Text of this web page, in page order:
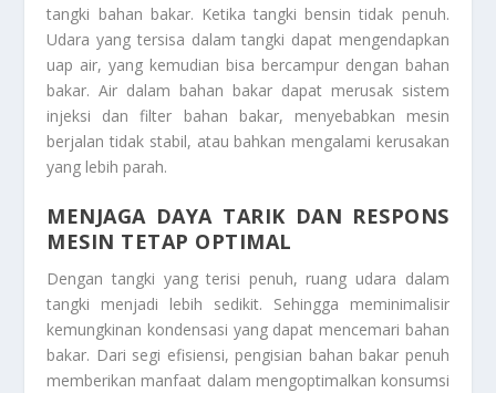
tangki bahan bakar. Ketika tangki bensin tidak penuh.
Udara yang tersisa dalam tangki dapat mengendapkan
uap air, yang kemudian bisa bercampur dengan bahan
bakar. Air dalam bahan bakar dapat merusak sistem
injeksi dan filter bahan bakar, menyebabkan mesin
berjalan tidak stabil, atau bahkan mengalami kerusakan
yang lebih parah.
MENJAGA DAYA TARIK DAN RESPONS
MESIN TETAP OPTIMAL
Dengan tangki yang terisi penuh, ruang udara dalam
tangki menjadi lebih sedikit. Sehingga meminimalisir
kemungkinan kondensasi yang dapat mencemari bahan
bakar. Dari segi efisiensi, pengisian bahan bakar penuh
memberikan manfaat dalam mengoptimalkan konsumsi